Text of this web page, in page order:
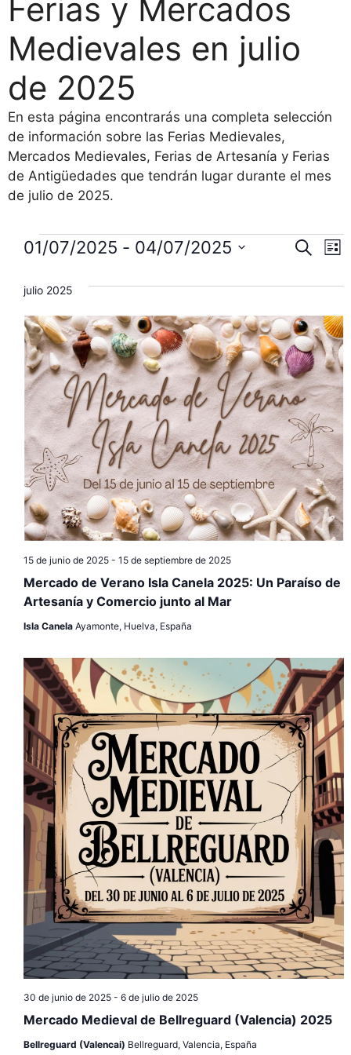
Ferias y Mercados
Medievales en julio
de 2025
En esta página encontrarás una completa selección
de información sobre las Ferias Medievales,
Mercados Medievales, Ferias de Artesanía y Ferias
de Antigüedades que tendrán lugar durante el mes
de julio de 2025.
Eventos
N
a
v
e
g
a
c
i
ó
n
d
ú
s
q
u
e
d
a
y
v
i
s
B
r
N
e
g
a
c
i
ó
n
d
e
i
a
s
d
e
E
v
e
n
t
o
L
s
a
01/07/2025 - 04/07/2025
e
e
c
c
i
o
a
l
a
f
e
c
h
a
.
julio 2025
Mercado de Verano Isla Canela 2025: Un Paraíso de
Artesanía y Comercio junto al Mar
15 de junio de 2025- 15 de septiembre de 2025
Isla Canela Ayamonte, Huelva, España
Mercado Medieval de Bellreguard (Valencia) 2025
30 de junio de 2025- 6 de julio de 2025
Bellreguard (Valencai) Bellreguard, Valencia, España